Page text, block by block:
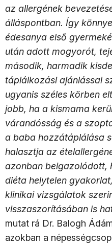
az allergének
álláspontban. Így
édesanya első
után adott mogyorót,
második, harmadik
táplálkozási ajánlással
ugyanis széles körben
jobb, ha a kismama
várandósság és a
a baba hozzátáplálása
halasztja az
azonban beigazolódott,
diéta helytelen
klinikai vizsgálatok
visszaszorításában is
mutat rá Dr. Balogh
azokban a